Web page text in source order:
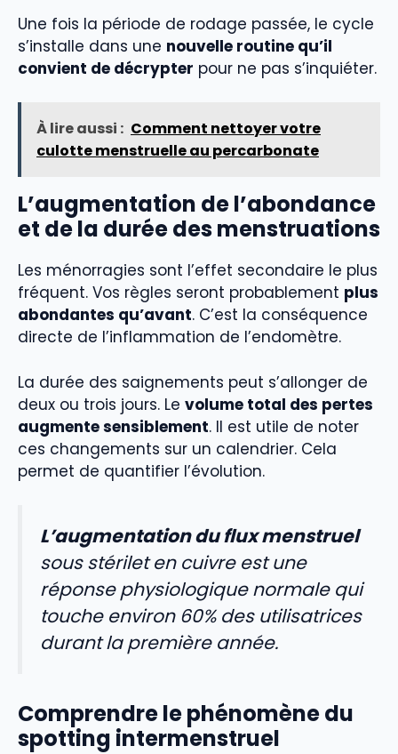
Une fois la période de rodage passée, le cycle
s’installe dans une nouvelle routine qu’il
convient de décrypter pour ne pas s’inquiéter.
À lire aussi : Comment nettoyer votre
culotte menstruelle au percarbonate
L’augmentation de l’abondance
et de la durée des menstruations
Les ménorragies sont l’effet secondaire le plus
fréquent. Vos règles seront probablement plus
abondantes qu’avant. C’est la conséquence
directe de l’inflammation de l’endomètre.
La durée des saignements peut s’allonger de
deux ou trois jours. Le volume total des pertes
augmente sensiblement. Il est utile de noter
ces changements sur un calendrier. Cela
permet de quantifier l’évolution.
L’augmentation du flux menstruel
sous stérilet en cuivre est une
réponse physiologique normale qui
touche environ 60% des utilisatrices
durant la première année.
Comprendre le phénomène du
spotting intermenstruel